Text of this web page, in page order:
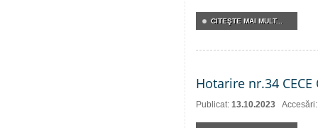
CITEŞTE MAI MULT...
Hotarire nr.34
Publicat: 13.10.2023